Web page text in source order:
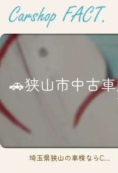
🚗狭山市中古